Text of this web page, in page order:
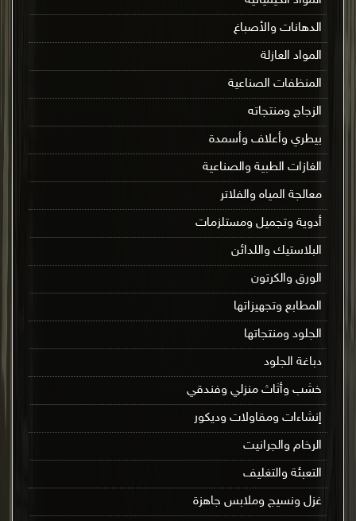
الدهانات والأصباغ
المواد العازلة
المنظفات الصناعية
الزجاج ومنتجاته
بيطري وأعلاف وأسمدة
الغازات الطبية والصناعية
معالجة المياه والفلاتر
أدوية وتجميل ومستلزمات
البلاستيك واللدائن
الورق والكرتون
المطابع وتجهيزاتها
الجلود ومنتجاتها
دباغة الجلود
خشب وأثاث منزلي وفندقي
إنشاءات ومقاولات وديكور
الرخام والجرانيت
التعبئة والتغليف
غزل ونسيج وملابس جاهزة